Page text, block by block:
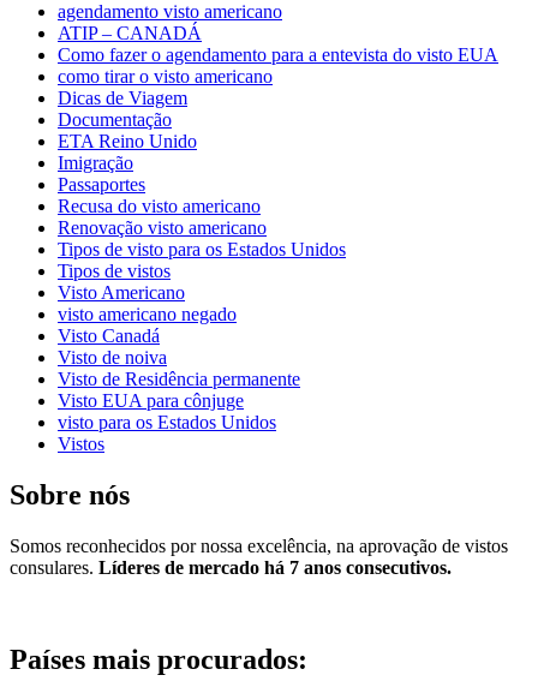
agendamento visto americano
ATIP – CANADÁ
Como fazer o agendamento para a entevista do visto EUA
como tirar o visto americano
Dicas de Viagem
Documentação
ETA Reino Unido
Imigração
Passaportes
Recusa do visto americano
Renovação visto americano
Tipos de visto para os Estados Unidos
Tipos de vistos
Visto Americano
visto americano negado
Visto Canadá
Visto de noiva
Visto de Residência permanente
Visto EUA para cônjuge
visto para os Estados Unidos
Vistos
Sobre nós
Somos reconhecidos por nossa excelência, na aprovação de vistos
consulares. Líderes de mercado há 7 anos consecutivos.
Países mais procurados: